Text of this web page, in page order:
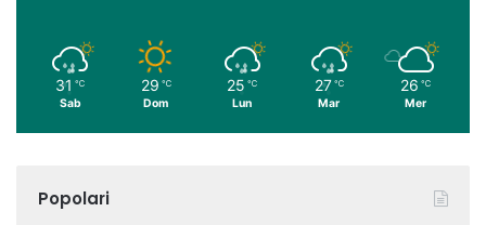
31 ℃
Sab
29 ℃
Dom
25 ℃
Lun
27 ℃
Mar
26 ℃
Mer
Popolari